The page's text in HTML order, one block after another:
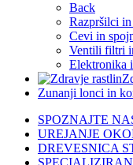
Back
Razpršilci in
Cevi in
Ventili filtri
Elektronika
Zunanji lonci in
SPOZNAJTE
UREJANJE
DREVESNICA